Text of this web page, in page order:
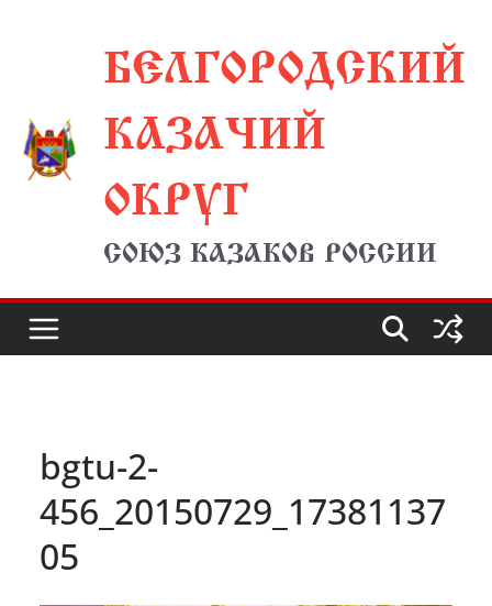
содержимомуБЕЛГОРОДСКИЙ
КАЗАЧИЙ
ОКРУГ
СОЮЗ КАЗАКОВ РОССИИ
bgtu-2-
456_20150729_17381137
05